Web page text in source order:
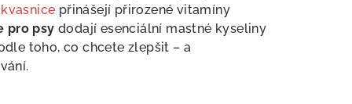
přinášejí přirozené vitamíny
pro psy dodají esenciální mastné kyseliny
toho, co chcete zlepšit – a